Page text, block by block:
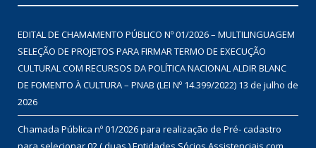
EDITAL DE CHAMAMENTO PÚBLICO Nº 01/2026 – MULTILINGUAGEM
SELEÇÃO DE PROJETOS PARA FIRMAR TERMO DE EXECUÇÃO
CULTURAL COM RECURSOS DA POLÍTICA NACIONAL ALDIR BLANC
DE FOMENTO À CULTURA – PNAB (LEI Nº 14.399/2022) 13 de julho de
2026
Chamada Pública nº 01/2026 para realização de Pré- cadastro